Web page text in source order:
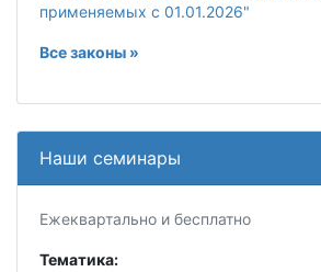
применяемых с 01.01.2026"
Все законы »
Наши семинары
Ежеквартально и бесплатно
Тематика: